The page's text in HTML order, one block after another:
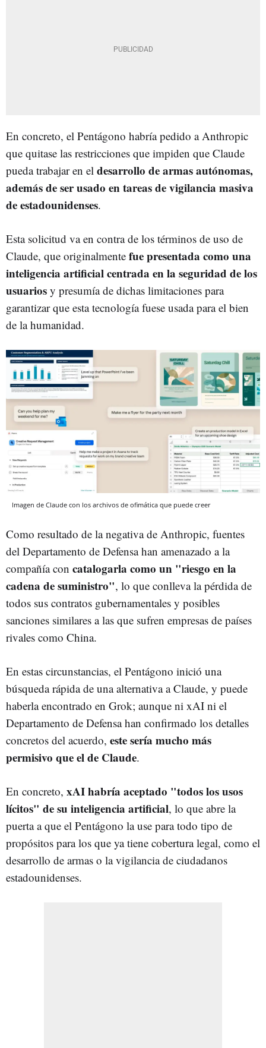
En concreto, el Pentágono habría pedido a Anthropic
que quitase las restricciones que impiden que Claude
pueda trabajar en el desarrollo de armas autónomas,
además de ser usado en tareas de vigilancia masiva
de estadounidenses.
Esta solicitud va en contra de los términos de uso de
Claude, que originalmente fue presentada como una
inteligencia artificial centrada en la seguridad de los
usuarios y presumía de dichas limitaciones para
garantizar que esta tecnología fuese usada para el bien
de la humanidad.
Imagen de Claude con los archivos de ofimática que puede creer
Como resultado de la negativa de Anthropic, fuentes
del Departamento de Defensa han amenazado a la
compañía con catalogarla como un "riesgo en la
cadena de suministro", lo que conlleva la pérdida de
todos sus contratos gubernamentales y posibles
sanciones similares a las que sufren empresas de países
rivales como China.
En estas circunstancias, el Pentágono inició una
búsqueda rápida de una alternativa a Claude, y puede
haberla encontrado en Grok; aunque ni xAI ni el
Departamento de Defensa han confirmado los detalles
concretos del acuerdo, este sería mucho más
permisivo que el de Claude.
En concreto, xAI habría aceptado "todos los usos
lícitos" de su inteligencia artificial, lo que abre la
puerta a que el Pentágono la use para todo tipo de
propósitos para los que ya tiene cobertura legal, como el
desarrollo de armas o la vigilancia de ciudadanos
estadounidenses.